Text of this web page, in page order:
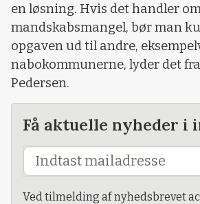
en løsning. Hvis det handler
mandskabsmangel, bør man
opgaven ud til andre,
nabokommunerne, lyder det
Pedersen.
Få aktuelle nyheder i
Ved tilmelding af nyhedsbrevet